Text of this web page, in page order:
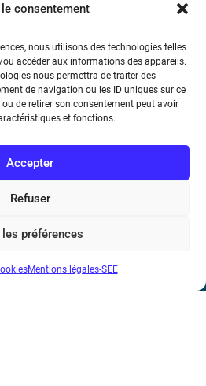
le consentement
nous utilisons des technologies telles
accéder aux informations des appareils.
nous permettra de traiter des
de navigation ou les ID uniques sur ce
de retirer son consentement peut avoir
et fonctions.
Accepter
Refuser
préférences
Mentions légales-SEE
l’Electronique et des Technologies
Communication
75116 Paris
6 et « Iéna » Ligne 9
393 232